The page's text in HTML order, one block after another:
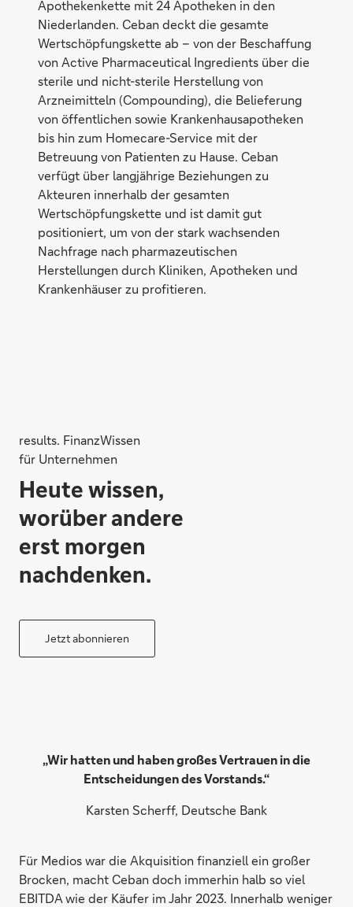
Apothekenkette mit 24 Apotheken in den
Niederlanden. Ceban deckt die gesamte
Wertschöpfungskette ab – von der Beschaffung
von Active Pharmaceutical Ingredients über die
sterile und nicht-sterile Herstellung von
Arzneimitteln (Compounding), die Belieferung
von öffentlichen sowie Krankenhausapotheken
bis hin zum Homecare-Service mit der
Betreuung von Patienten zu Hause. Ceban
verfügt über langjährige Beziehungen zu
Akteuren innerhalb der gesamten
Wertschöpfungskette und ist damit gut
positioniert, um von der stark wachsenden
Nachfrage nach pharmazeutischen
Herstellungen durch Kliniken, Apotheken und
Krankenhäuser zu profitieren.
results. FinanzWissen
für Unternehmen
Heute wissen,
worüber andere
erst morgen
nachdenken.
Jetzt abonnieren
„Wir hatten und haben großes Vertrauen in die
Entscheidungen des Vorstands.“
Karsten Scherff, Deutsche Bank
Für Medios war die Akquisition finanziell ein großer
Brocken, macht Ceban doch immerhin halb so viel
EBITDA wie der Käufer im Jahr 2023. Innerhalb weniger